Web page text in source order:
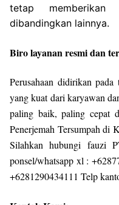
tetap
dibandingkan lainnya.
Biro layanan resmi dan
Perusahaan didirikan
yang kuat dari karyawan
paling baik, paling cepat
Penerjemah Tersumpah di
Silahkan hubungi fauzi
ponsel/whatsapp xl :
+6281290434111 Telp